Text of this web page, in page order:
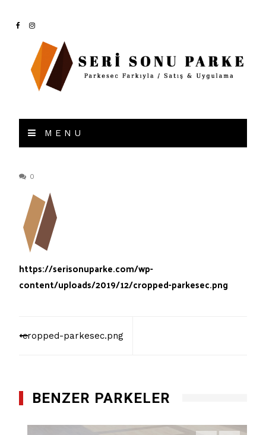
MENU
0
https://serisonuparke.com/wp-
content/uploads/2019/12/cropped-parkesec.png
dolaşımı
cropped-parkesec.png
BENZER PARKELER